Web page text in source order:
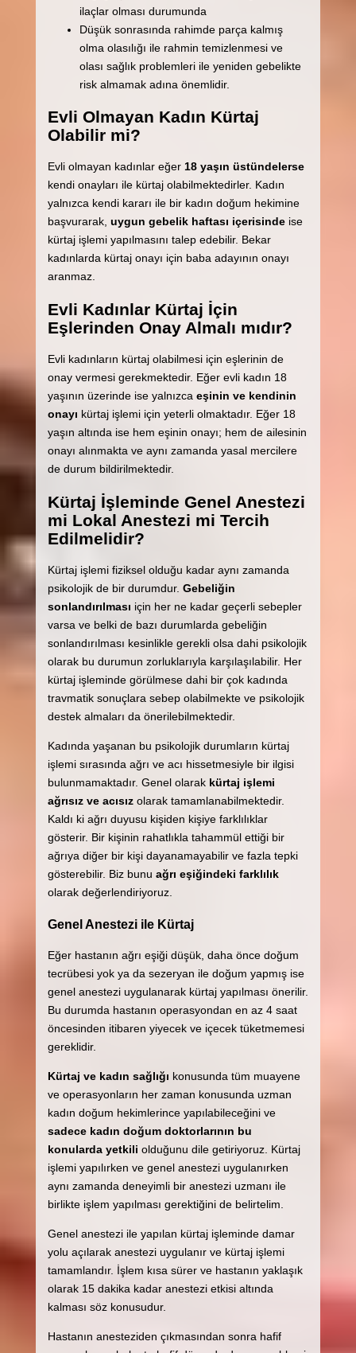
ilaçlar olması durumunda
Düşük sonrasında rahimde parça kalmış
olma olasılığı ile rahmin temizlenmesi ve
olası sağlık problemleri ile yeniden gebelikte
risk almamak adına önemlidir.
Evli Olmayan Kadın Kürtaj
Olabilir mi?
Evli olmayan kadınlar eğer 18 yaşın üstündelerse
kendi onayları ile kürtaj olabilmektedirler. Kadın
yalnızca kendi kararı ile bir kadın doğum hekimine
başvurarak, uygun gebelik haftası içerisindeise
kürtaj işlemi yapılmasını talep edebilir. Bekar
kadınlarda kürtaj onayı için baba adayının onayı
aranmaz.
Evli Kadınlar Kürtaj İçin
Eşlerinden Onay Almalı mıdır?
Evli kadınların kürtaj olabilmesi için eşlerinin de
onay vermesi gerekmektedir. Eğer evli kadın 18
yaşının üzerinde ise yalnızca eşinin ve kendinin
onayı kürtaj işlemi için yeterli olmaktadır. Eğer 18
yaşın altında ise hem eşinin onayı; hem de ailesinin
onayı alınmakta ve aynı zamanda yasal mercilere
de durum bildirilmektedir.
Kürtaj İşleminde Genel Anestezi
mi Lokal Anestezi mi Tercih
Edilmelidir?
Kürtaj işlemi fiziksel olduğu kadar aynı zamanda
psikolojik de bir durumdur. Gebeliğin
sonlandırılması için her ne kadar geçerli sebepler
varsa ve belki de bazı durumlarda gebeliğin
sonlandırılması kesinlikle gerekli olsa dahi psikolojik
olarak bu durumun zorluklarıyla karşılaşılabilir. Her
kürtaj işleminde görülmese dahi bir çok kadında
travmatik sonuçlara sebep olabilmekte ve psikolojik
destek almaları da önerilebilmektedir.
Kadında yaşanan bu psikolojik durumların kürtaj
işlemi sırasında ağrı ve acı hissetmesiyle bir ilgisi
bulunmamaktadır. Genel olarak kürtaj işlemi
ağrısız ve acısızolarak tamamlanabilmektedir.
Kaldı ki ağrı duyusu kişiden kişiye farklılıklar
gösterir. Bir kişinin rahatlıkla tahammül ettiği bir
ağrıya diğer bir kişi dayanamayabilir ve fazla tepki
gösterebilir. Biz bunu ağrı eşiğindeki farklılık
olarak değerlendiriyoruz.
Genel Anestezi ile Kürtaj
Eğer hastanın ağrı eşiği düşük, daha önce doğum
tecrübesi yok ya da sezeryan ile doğum yapmış ise
genel anestezi uygulanarak kürtaj yapılması önerilir.
Bu durumda hastanın operasyondan en az 4 saat
öncesinden itibaren yiyecek ve içecek tüketmemesi
gereklidir.
Kürtaj ve kadın sağlığı konusunda tüm muayene
ve operasyonların her zaman konusunda uzman
kadın doğum hekimlerince yapılabileceğini ve
sadece kadın doğum doktorlarının bu
konularda yetkili olduğunu dile getiriyoruz. Kürtaj
işlemi yapılırken ve genel anestezi uygulanırken
aynı zamanda deneyimli bir anestezi uzmanı ile
birlikte işlem yapılması gerektiğini de belirtelim.
Genel anestezi ile yapılan kürtaj işleminde damar
yolu açılarak anestezi uygulanır ve kürtaj işlemi
tamamlandır. İşlem kısa sürer ve hastanın yaklaşık
olarak 15 dakika kadar anestezi etkisi altında
kalması söz konusudur.
Hastanın anesteziden çıkmasından sonra hafif